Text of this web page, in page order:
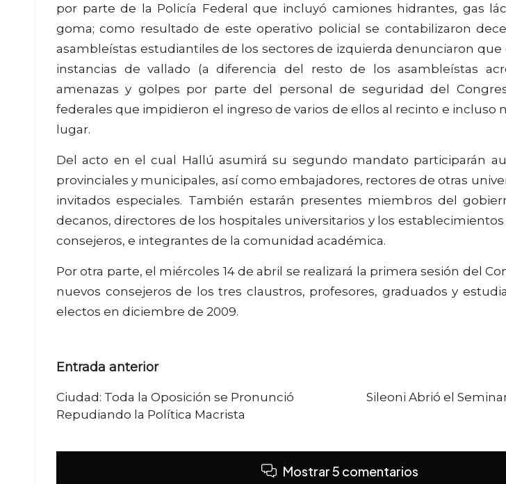
por parte de la Policía Federal que incluyó camiones hidrantes, gas
goma; como resultado de este operativo policial se contabilizaron
asambleístas estudiantiles de los sectores de izquierda denunciaron
instancias de vallado (a diferencia del resto de los asambleístas
amenazas y golpes por parte del personal de seguridad del
federales que impidieron el ingreso de varios de ellos al recinto e incluso
lugar.
Del acto en el cual Hallú asumirá su segundo mandato participarán
provinciales y municipales, así como embajadores, rectores de otras
invitados especiales. También estarán presentes miembros del
decanos, directores de los hospitales universitarios y los
consejeros, e integrantes de la comunidad académica.
Por otra parte, el miércoles 14 de abril se realizará la primera sesión del
nuevos consejeros de los tres claustros, profesores, graduados y
electos en diciembre de 2009.
Navegación
de
entradas
Entrada anterior
Ciudad: Toda la Oposición se Pronunció
Repudiando la Política Macrista
Sileoni Abrió el
Mostrar 5 comentarios